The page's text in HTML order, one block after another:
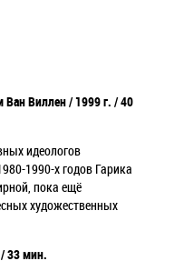
Виллен / 1999 г. / 40
идеологов
1990-х годов Гарика
пока ещё
художественных
33 мин.